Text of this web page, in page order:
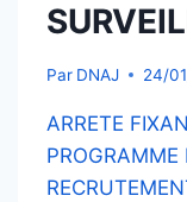
Par DNAJ 24/
ARRETE
PROGRAMME